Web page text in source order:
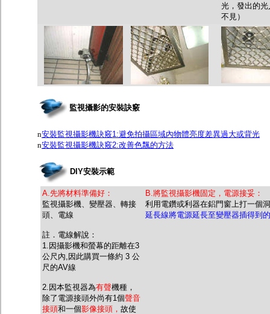
光，發出的
不見）
監視攝影的安裝訣竅
n安裝監視攝影機訣竅1:避免拍攝區域內物體亮度差異過大或背光
n安裝監視攝影機訣竅2:改善色飄的方法
DIY安裝示範
A.先將材料準備好：
監視攝影機、變壓器、轉接
頭、電線
註．電線解說：
1.因攝影機和螢幕的距離在3
公尺內,因此購買一條約 3 公
尺的AV線
2.因本監視器為有聲機種，
除了電源接頭外尚有1個聲音
接頭和一個影像接頭， 故使
B.將監視攝影機固定，電源接妥：
利用電鑽或利器在鋁門窗上打一個
延長線將電源延長至變壓器插得到